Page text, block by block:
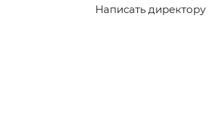
Написать директору